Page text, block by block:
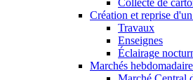
Collecte de
Création et reprise
Travaux
Enseignes
Éclairage
Marchés